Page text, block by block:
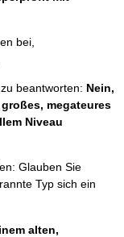
bei,
beantworten: Nein,
megateures
Niveau
Glauben Sie
Typ sich ein
alten,